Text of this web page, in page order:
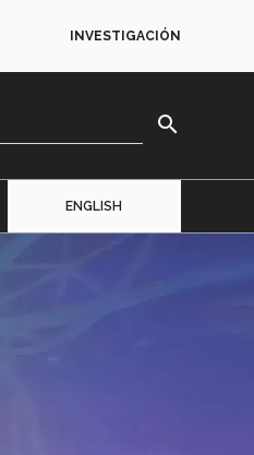
INVESTIGACIÓN
search
ENGLISH